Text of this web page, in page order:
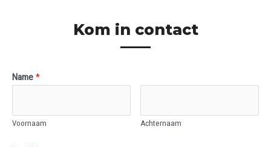
Kom in contact
Name *
Voornaam Achternaam